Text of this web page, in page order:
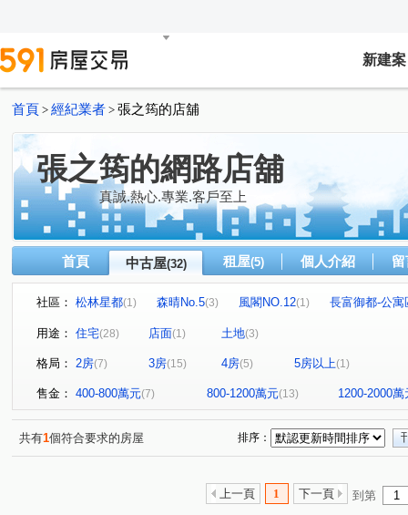
新建案
首頁 > 經紀業者 > 張之筠的店舖
張之筠的網路店舖
真誠.熱心.專業.客戶至上
首頁 中古屋(32) 租屋(5) 個人介紹
社區： 松林星都(1) 森晴No.5(3) 風閣NO.12(1)
長富御都-公寓
香榭特區
大壯新豐
和興段
松林街(1) 康樂路一段 永寧街(3)
潤泰街(1) 信全街 康泰路(2) 尚仁街 蘭州街(1)
坑子口(1) 安宅一街(1) 興安街(2) 松江二街(1)
中正
關埔路雲東段
(1) 光復東路(2) 建興路一段
用途： 住宅(28) 店面(1) 土地(3)
格局： 2房(7) 3房(15) 4房(5) 5房以上(1)
售金： 400-800萬元(7) 800-1200萬元(13) 1200-2000萬
共有1個符合要求的房屋 排序：
上一頁 1 下一頁 到第